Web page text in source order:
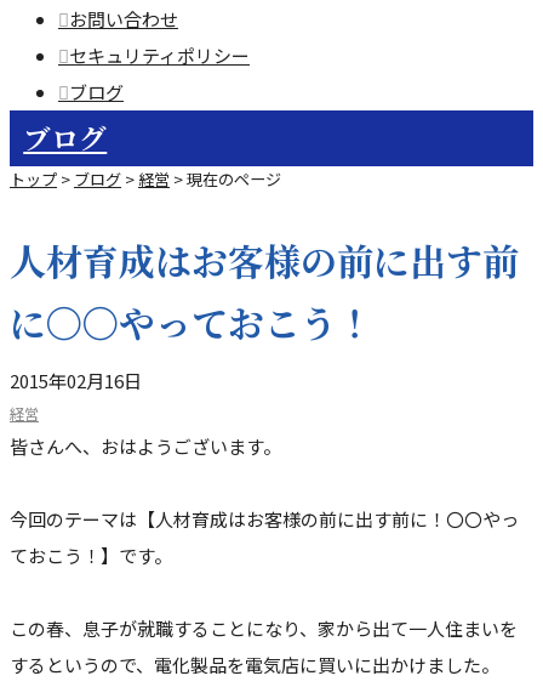
お問い合わせ
セキュリティポリシー
ブログ
ブログ
トップ > ブログ >経営 >現在のページ
人材育成はお客様の前に出す前
に〇〇やっておこう！
2015年02月16日
経営
皆さんへ、おはようございます。
今回のテーマは【人材育成はお客様の前に出す前に！〇〇やっ
ておこう！】です。
この春、息子が就職することになり、家から出て一人住まいを
するというので、電化製品を電気店に買いに出かけました。